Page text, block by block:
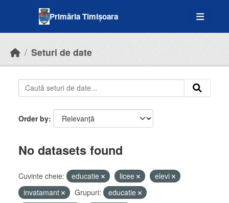
Primăria Timișoara
Seturi de date
Order by
No datasets found
Cuvinte cheie: educatie licee
elevi
invatamant
Grupuri:
educatie